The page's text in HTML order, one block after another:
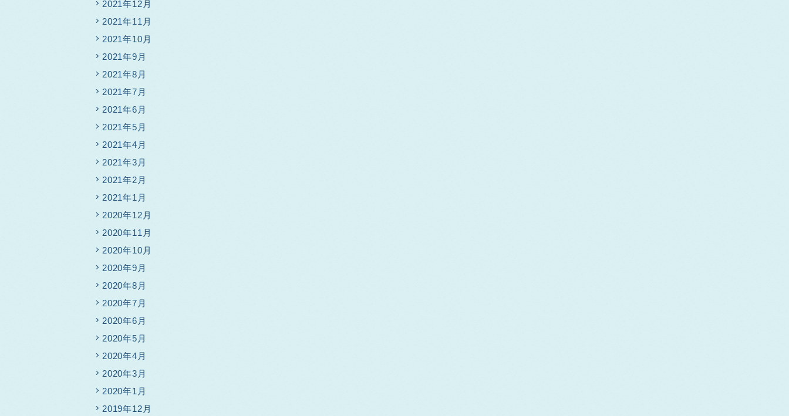
2021年12月
2021年11月
2021年10月
2021年9月
2021年8月
2021年7月
2021年6月
2021年5月
2021年4月
2021年3月
2021年2月
2021年1月
2020年12月
2020年11月
2020年10月
2020年9月
2020年8月
2020年7月
2020年6月
2020年5月
2020年4月
2020年3月
2020年1月
2019年12月